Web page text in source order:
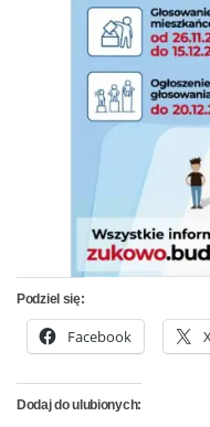
Podziel się:
Facebook X
Dodaj do ulubionych: